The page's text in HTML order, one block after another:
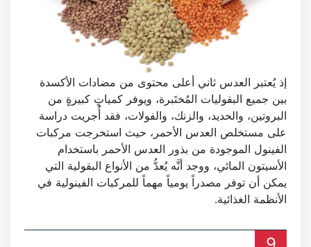
إذ يُعتبر العدس ثاني أعلى محتوى من مضادات الأكسدة
بين جميع البقوليات المُختَبرة، ويوفر كمياتٍ كبيرةٍ من
البروتين، والحديد، والزنك، والفولات، فقد أُجريت دراسة
على مستخلص العدس الأحمر، حيث استخرجت مركبات
الفينول الموجودة من بذور العدس الأحمر باستخدام
الأسيتون المائي، ووجد أنَّه يُعدُّ من الأنواع البقولية التي
يمكن أن توفر مصدراً يومياً مهماً للمركبات الفينولية في
الأنظمة الغذائية.